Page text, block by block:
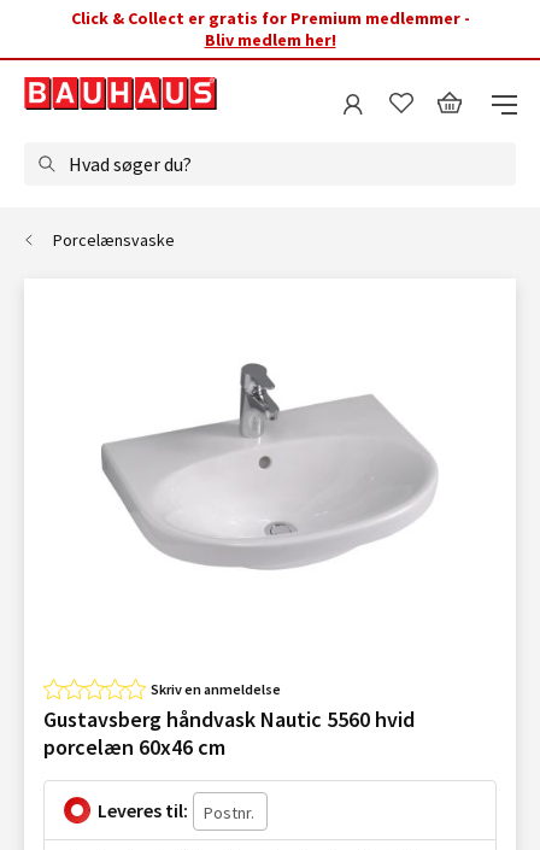
Click & Collect er gratis for Premium medlemmer -
Bliv medlem her!
Hvad søger du?
Porcelænsvaske
Skriv en anmeldelse
Gustavsberg håndvask Nautic 5560 hvid
porcelæn 60x46 cm
Leveres til: